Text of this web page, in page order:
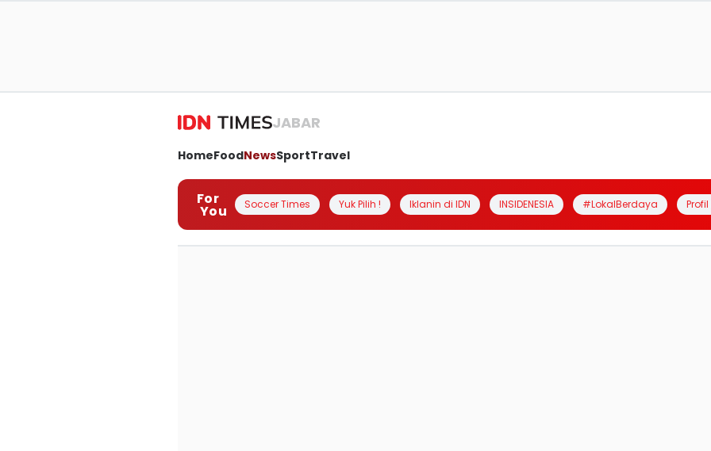
JABAR
HomeFoodNewsSportTravel
For
You Soccer Times Yuk Pilih ! Iklanin di IDN INSIDENESIA #LokalBerdaya